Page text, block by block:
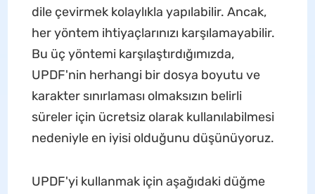
dile çevirmek kolaylıkla yapılabilir. Ancak,
her yöntem ihtiyaçlarınızı karşılamayabilir.
Bu üç yöntemi karşılaştırdığımızda,
UPDF'nin herhangi bir dosya boyutu ve
karakter sınırlaması olmaksızın belirli
süreler için ücretsiz olarak kullanılabilmesi
nedeniyle en iyisi olduğunu düşünüyoruz.
UPDF'yi kullanmak için aşağıdaki düğme